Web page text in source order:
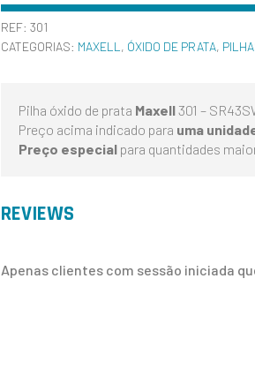
REF: 301
CATEGORIAS: MAXELL, ÓXIDO DE PRATA,
Pilha óxido de prata Maxell301 –
Preço acima indicado para uma
Preço especialpara quantidades
REVIEWS
Apenas clientes com sessão iniciada